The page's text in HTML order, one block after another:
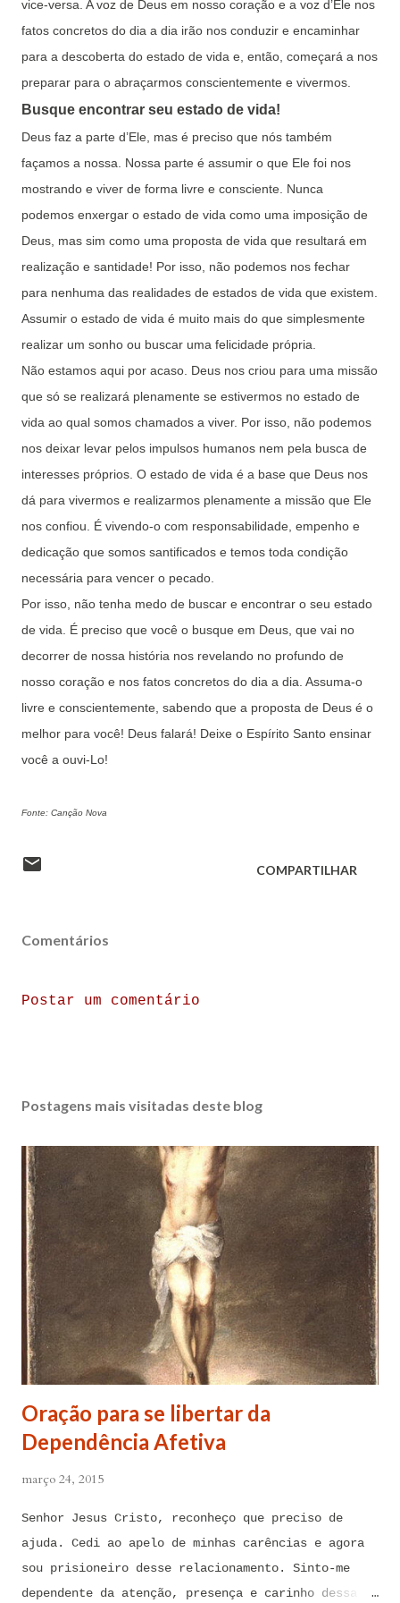
vice-versa. A voz de Deus em nosso coração e a voz d’Ele nos
fatos concretos do dia a dia irão nos conduzir e encaminhar
para a descoberta do estado de vida e, então, começará a nos
preparar para o abraçarmos conscientemente e vivermos.
Busque encontrar seu estado de vida!
Deus faz a parte d’Ele, mas é preciso que nós também
façamos a nossa. Nossa parte é assumir o que Ele foi nos
mostrando e viver de forma livre e consciente. Nunca
podemos enxergar o estado de vida como uma imposição de
Deus, mas sim como uma proposta de vida que resultará em
realização e santidade! Por isso, não podemos nos fechar
para nenhuma das realidades de estados de vida que existem.
Assumir o estado de vida é muito mais do que simplesmente
realizar um sonho ou buscar uma felicidade própria.
Não estamos aqui por acaso. Deus nos criou para uma missão
que só se realizará plenamente se estivermos no estado de
vida ao qual somos chamados a viver. Por isso, não podemos
nos deixar levar pelos impulsos humanos nem pela busca de
interesses próprios. O estado de vida é a base que Deus nos
dá para vivermos e realizarmos plenamente a missão que Ele
nos confiou. É vivendo-o com responsabilidade, empenho e
dedicação que somos santificados e temos toda condição
necessária para vencer o pecado.
Por isso, não tenha medo de buscar e encontrar o seu estado
de vida. É preciso que você o busque em Deus, que vai no
decorrer de nossa história nos revelando no profundo de
nosso coração e nos fatos concretos do dia a dia. Assuma-o
livre e conscientemente, sabendo que a proposta de Deus é o
melhor para você! Deus falará! Deixe o Espírito Santo ensinar
você a ouvi-Lo!
Fonte: Canção Nova
COMPARTILHAR
Comentários
Postar um comentário
Postagens mais visitadas deste blog
Oração para se libertar da
Dependência Afetiva
março 24, 2015
Senhor Jesus Cristo, reconheço que preciso de
ajuda. Cedi ao apelo de minhas carências e agora
sou prisioneiro desse relacionamento. Sinto-me
dependente da atenção, presença e carinho dessa